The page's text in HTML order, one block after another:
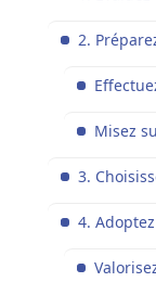
2.
Misez
3.
4.